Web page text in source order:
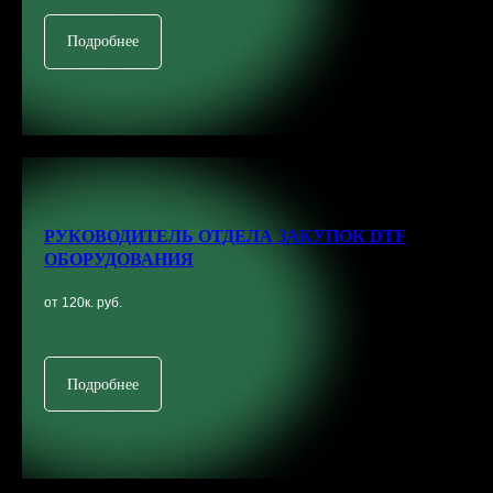
Подробнее
РУКОВОДИТЕЛЬ ОТДЕЛА ЗАКУПОК DTF
ОБОРУДОВАНИЯ
от 120к. руб.
Подробнее
считается экстремистской и ее деятельность запрещена в
России.